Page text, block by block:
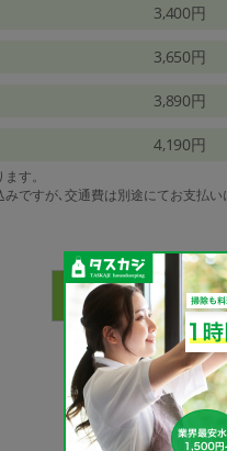
3,400円
3,650円
3,890円
4,190円
す。
ですが､交通費は別途にてお支払い
家事代行